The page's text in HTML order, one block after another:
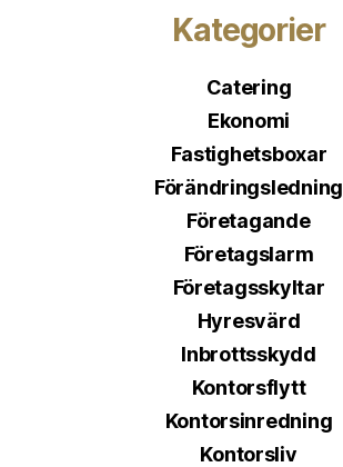
Kategorier
Catering
Ekonomi
Fastighetsboxar
Förändringsledning
Företagande
Företagslarm
Företagsskyltar
Hyresvärd
Inbrottsskydd
Kontorsflytt
Kontorsinredning
Kontorsliv